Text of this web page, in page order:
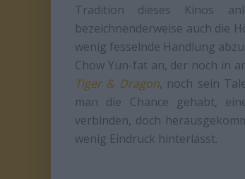
Tradition dieses Kinos
bezeichnenderweise auch die
wenig fesselnde Handlung
Chow Yun-fat an, der noch in
Tiger & Dragon, noch sein
man die Chance gehabt,
verbinden, doch
wenig Eindruck hinterlässt.